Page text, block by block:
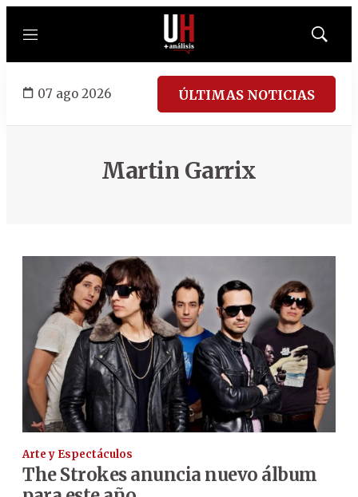
Menú
Mostrar
07 ago 2026 ÚLTIMAS NOTICIAS
Martin Garrix
Arte y Espectáculos
The Strokes anuncia nuevo álbum